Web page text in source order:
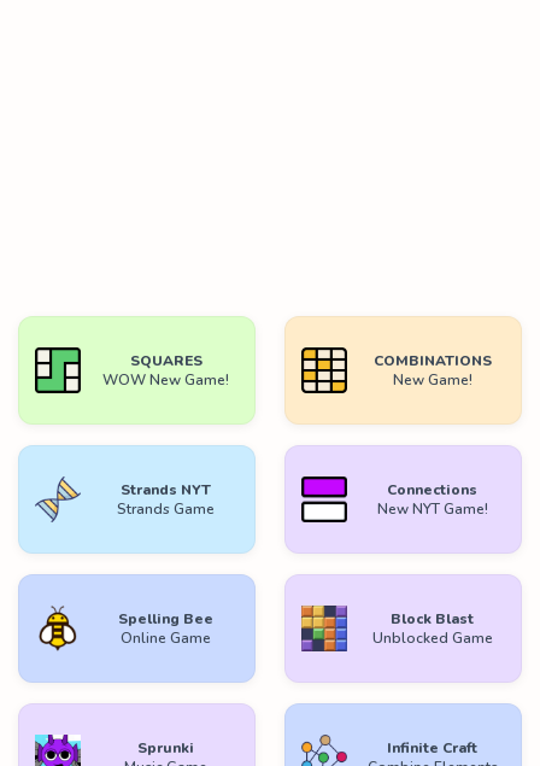
SQUARES
WOW New Game!
COMBINATIONS
New Game!
Strands NYT
Strands Game
Connections
New NYT Game!
Spelling Bee
Online Game
Block Blast
Unblocked Game
Sprunki
Infinite Craft